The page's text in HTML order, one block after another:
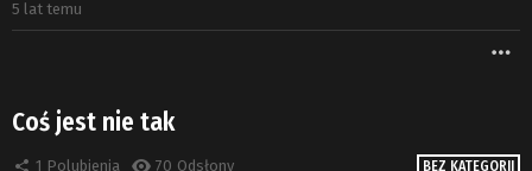
5 lat temu
BEZ KATEGORII
Coś jest nie tak
1 Polubienia 70 Odsłony